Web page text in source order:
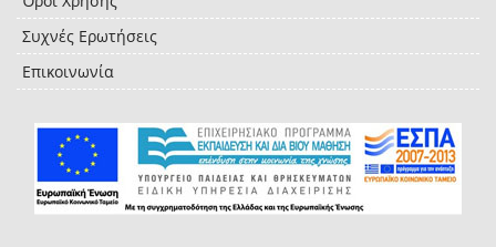
Συχνές Ερωτήσεις
Επικοινωνία